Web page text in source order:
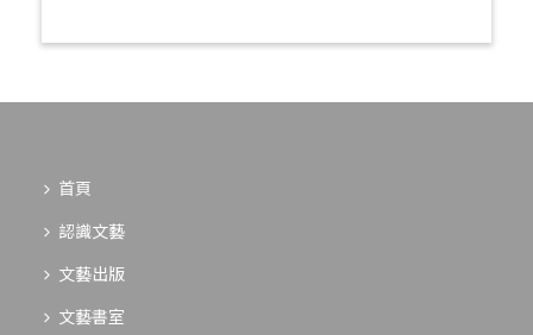
首頁
認識文藝
文藝出版
文藝書室